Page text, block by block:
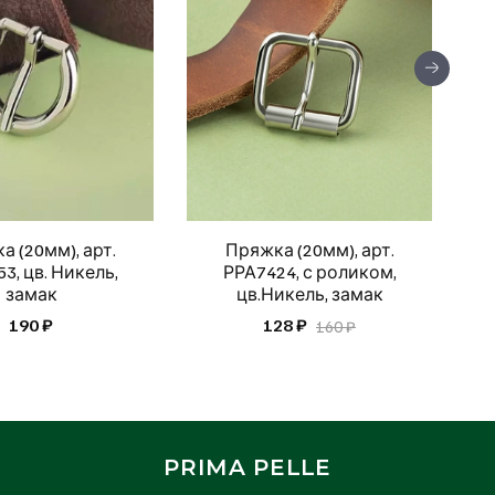
(20мм), арт.
цв. Никель,
замак
190 ₽
Пряжка (20мм), арт.
РРА7424, с роликом,
цв.Никель, замак
128 ₽ 160 ₽
PRIMA PELLE